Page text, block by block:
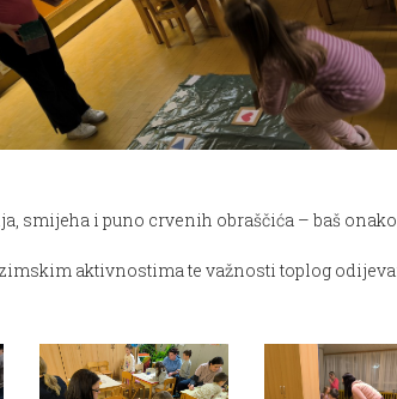
smijeha i puno crvenih obraščića – baš
aktivnostima te važnosti toplog